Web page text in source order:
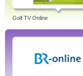
Golf TV Online